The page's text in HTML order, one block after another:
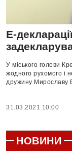
Е-
У міського голови
жодного рухомого і
дружину Мирославу
31.03.2021 10:00
НОВИНИ